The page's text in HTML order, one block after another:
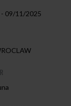
09/11/2025